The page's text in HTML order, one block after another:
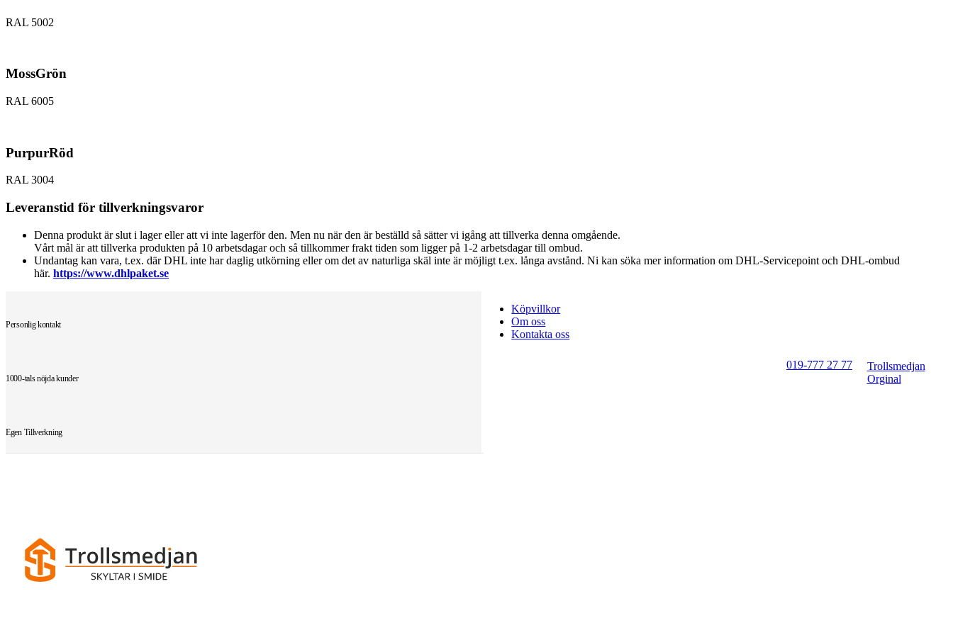
RAL 5002
MossGrön
RAL 6005
PurpurRöd
RAL 3004
Leveranstid för tillverkningsvaror
Denna produkt är slut i lager eller att vi inte lagerför den. Men nu när den är beställd så sätter vi igång att tillverka denna omgående.
Vårt mål är att tillverka produkten på 10 arbetsdagar och så tillkommer frakt tiden som ligger på 1-2 arbetsdagar till ombud.
Undantag kan vara, t.ex. där DHL inte har daglig utkörning eller om det av naturliga skäl inte är möjligt t.ex. långa avstånd. Ni kan söka mer information om DHL-Servicepoint och DHL-ombud
här. https://www.dhlpaket.se
Personlig kontakt
1000-tals nöjda kunder
Egen Tillverkning
Köpvillkor
Om oss
Kontakta oss
019-777 27 77
Trollsmedjan
Orginal